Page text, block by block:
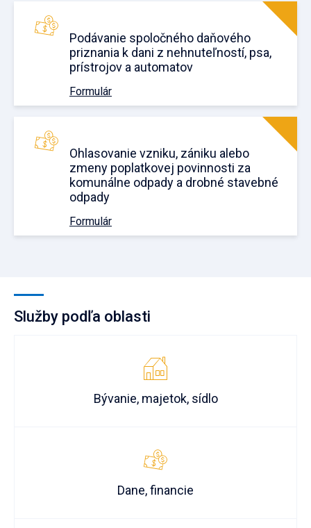
Podávanie spoločného daňového
priznania k dani z nehnuteľností, psa,
prístrojov a automatov
Formulár
Ohlasovanie vzniku, zániku alebo
zmeny poplatkovej povinnosti za
komunálne odpady a drobné stavebné
odpady
Formulár
Služby podľa oblasti
Bývanie, majetok, sídlo
Dane, financie